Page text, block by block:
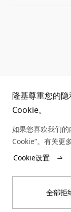
投诉举报
合规政策
客户问题反馈
收益计算
协同创新合作
法律声明
隆基尊重您的
Cookie。
如果您喜欢我们
Cookie”。有关更
Cookie设置
全部拒